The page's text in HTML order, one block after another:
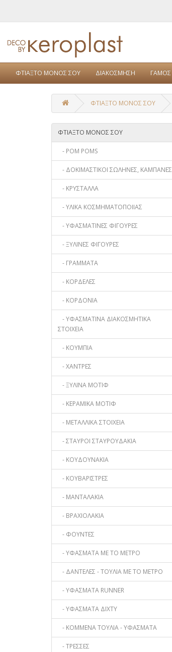
ΦΤΙΑΞΤΟ ΜΟΝΟΣ ΣΟΥ ΔΙΑΚΟΣΜΗΣΗ ΓΑΜΟΣ
ΦΤΙΑΞΤΟ ΜΟΝΟΣ ΣΟΥ
ΦΤΙΑΞΤΟ ΜΟΝΟΣ ΣΟΥ
- POM POMS
- ΔΟΚΙΜΑΣΤΙΚΟΙ ΣΩΛΗΝΕΣ, ΚΑΜΠΑΝΕΣ
- ΚΡΥΣΤΑΛΛΑ
- ΥΛΙΚΑ ΚΟΣΜΗΜΑΤΟΠΟΙΙΑΣ
- ΥΦΑΣΜΑΤΙΝΕΣ ΦΙΓΟΥΡΕΣ
- ΞΥΛΙΝΕΣ ΦΙΓΟΥΡΕΣ
- ΓΡΑΜΜΑΤΑ
- ΚΟΡΔΕΛΕΣ
- ΚΟΡΔΟΝΙΑ
- ΥΦΑΣΜΑΤΙΝΑ ΔΙΑΚΟΣΜΗΤΙΚΑ
ΣΤΟΙΧΕΙΑ
- ΚΟΥΜΠΙΑ
- ΧΑΝΤΡΕΣ
- ΞΥΛΙΝΑ ΜΟΤΙΦ
- ΚΕΡΑΜΙΚΑ ΜΟΤΙΦ
- ΜΕΤΑΛΛΙΚΑ ΣΤΟΙΧΕΙΑ
- ΣΤΑΥΡΟΙ ΣΤΑΥΡΟΥΔΑΚΙΑ
- ΚΟΥΔΟΥΝΑΚΙΑ
- ΚΟΥΒΑΡΙΣΤΡΕΣ
- ΜΑΝΤΑΛΑΚΙΑ
- ΒΡΑΧΙΟΛΑΚΙΑ
- ΦΟΥΝΤΕΣ
- ΥΦΑΣΜΑΤΑ ΜΕ ΤΟ ΜΕΤΡΟ
- ΔΑΝΤΕΛΕΣ - ΤΟΥΛΙΑ ΜΕ ΤΟ ΜΕΤΡΟ
- ΥΦΑΣΜΑΤΑ RUNNER
- ΥΦΑΣΜΑΤΑ ΔΙΧΤΥ
- ΚΟΜΜΕΝΑ ΤΟΥΛΙΑ - ΥΦΑΣΜΑΤΑ
- ΤΡΕΣΣΕΣ